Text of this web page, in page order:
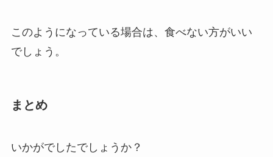
このようになっている場合は、食べない方がいい
でしょう。
まとめ
いかがでしたでしょうか？